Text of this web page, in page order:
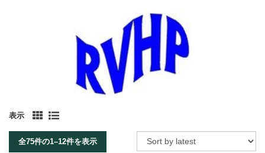
表示
全75件の1–12件を表示